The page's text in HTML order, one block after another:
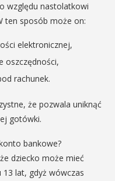
względu nastolatkowi
ten sposób może on:
elektronicznej,
oszczędności,
rachunek.
że pozwala uniknąć
gotówki.
bankowe?
dziecko może mieć
lat, gdyż wówczas